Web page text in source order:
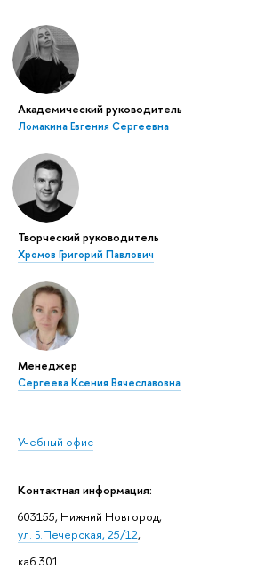
Академический руководитель
Ломакина Евгения Сергеевна
Творческий руководитель
Хромов Григорий Павлович
Менеджер
Сергеева Ксения Вячеславовна
Учебный офис
Контактная информация:
603155, Нижний Новгород,
ул. Б.Печерская, 25/12,
каб.301.